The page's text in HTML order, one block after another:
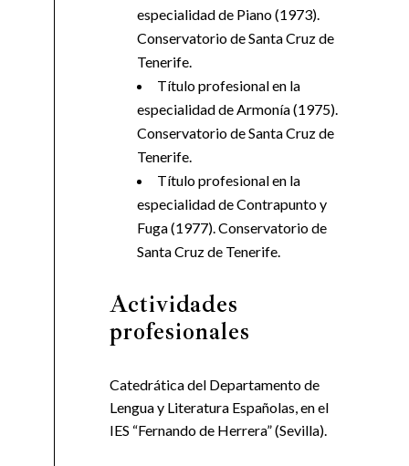
especialidad de Piano (1973).
Conservatorio de Santa Cruz de
Tenerife.
Título profesional en la
especialidad de Armonía (1975).
Conservatorio de Santa Cruz de
Tenerife.
Título profesional en la
especialidad de Contrapunto y
Fuga (1977). Conservatorio de
Santa Cruz de Tenerife.
Actividades
profesionales
Catedrática del Departamento de
Lengua y Literatura Españolas, en el
IES “Fernando de Herrera” (Sevilla).